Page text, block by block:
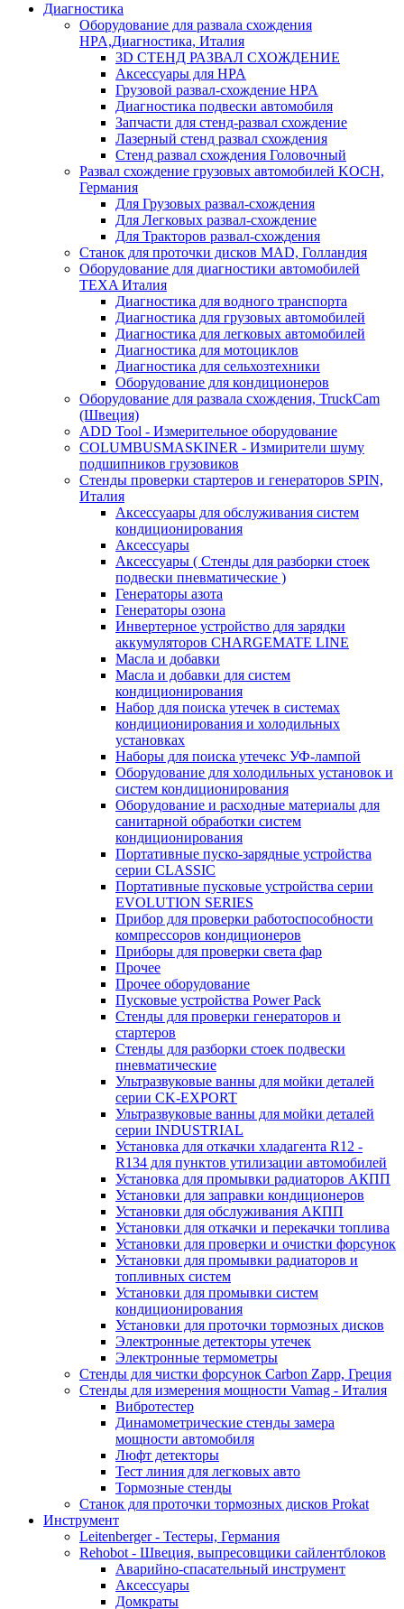
Диагностика
Оборудование для развала схождения
HPA,Диагностика, Италия
3D СТЕНД РАЗВАЛ СХОЖДЕНИЕ
Аксессуары для HPA
Грузовой развал-схождение HPA
Диагностика подвески автомобиля
Запчасти для стенд-развал схождение
Лазерный стенд развал схождения
Стенд развал схождения Головочный
Развал схождение грузовых автомобилей KOCH,
Германия
Для Грузовых развал-схождения
Для Легковых развал-схождение
Для Тракторов развал-схождения
Станок для проточки дисков MAD, Голландия
Оборудование для диагностики автомобилей
TEXA Италия
Диагностика для водного транспорта
Диагностика для грузовых автомобилей
Диагностика для легковых автомобилей
Диагностика для мотоциклов
Диагностика для сельхозтехники
Оборудование для кондиционеров
Оборудование для развала схождения, TruckCam
(Швеция)
ADD Tool - Измерительное оборудование
COLUMBUSMASKINER - Измирители шуму
подшипников грузовиков
Стенды проверки стартеров и генераторов SPIN,
Италия
Аксессуаары для обслуживания систем
кондиционирования
Аксессуары
Аксессуары ( Стенды для разборки стоек
подвески пневматические )
Генераторы азота
Генераторы озона
Инвертерное устройство для зарядки
аккумуляторов CHARGEMATE LINE
Масла и добавки
Масла и добавки для систем
кондиционирования
Набор для поиска утечек в системах
кондиционирования и холодильных
установках
Наборы для поиска утечекс УФ-лампой
Оборудование для холодильных установок и
систем кондиционирования
Оборудование и расходные материалы для
санитарной обработки систем
кондиционирования
Портативные пуско-зарядные устройства
серии CLASSIC
Портативные пусковые устройства серии
EVOLUTION SERIES
Прибор для проверки работоспособности
компрессоров кондиционеров
Приборы для проверки света фар
Прочее
Прочее оборудование
Пусковые устройства Power Pack
Стенды для проверки генераторов и
стартеров
Стенды для разборки стоек подвески
пневматические
Ультразвуковые ванны для мойки деталей
серии CK-EXPORT
Ультразвуковые ванны для мойки деталей
серии INDUSTRIAL
Установка для откачки хладагента R12 -
R134 для пунктов утилизации автомобилей
Установка для промывки радиаторов АКПП
Установки для заправки кондиционеров
Установки для обслуживания АКПП
Установки для откачки и перекачки топлива
Установки для проверки и очистки форсунок
Установки для промывки радиаторов и
топливных систем
Установки для промывки систем
кондиционирования
Установки для проточки тормозных дисков
Электронные детекторы утечек
Электронные термометры
Стенды для чистки форсунок Carbon Zapp, Греция
Стенды для измерения мощности Vamag - Италия
Вибротестер
Динамометрические стенды замера
мощности автомобиля
Люфт детекторы
Тест линия для легковых авто
Тормозные стенды
Станок для проточки тормозных дисков Prokat
Инструмент
Leitenberger - Тестеры, Германия
Rehobot - Швеция, выпресовщики сайлентблоков
Аварийно-спасательный инструмент
Аксессуары
Домкраты